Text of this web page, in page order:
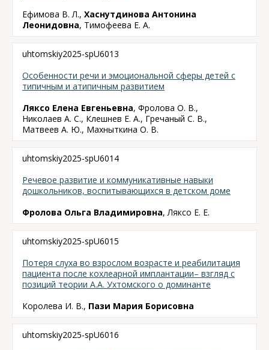
Ефимова В. Л., Хаснутдинова Антонина
Леонидовна, Тимофеева Е. А.
uhtomskiy2025-spU6013
Особенности речи и эмоциональной сферы детей с
типичным и атипичным развитием
Ляксо Елена Евгеньевна, Фролова О. В.,
Николаев А. С., Клешнев Е. А., Гречаный С. В.,
Матвеев А. Ю., Махныткина О. В.
uhtomskiy2025-spU6014
Речевое развитие и коммуникативные навыки
дошкольников, воспитывающихся в детском доме
Фролова Ольга Владимировна, Ляксо Е. Е.
uhtomskiy2025-spU6015
Потеря слуха во взрослом возрасте и реабилитация
пациента после кохлеарной имплантации– взгляд с
позиций теории А.А. Ухтомского о доминанте
Королева И. В., Пази Мария Борисовна
uhtomskiy2025-spU6016